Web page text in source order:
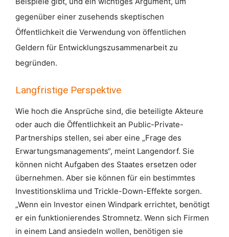
gegenüber einer zusehends skeptischen
Öffentlichkeit die Verwendung von öffentlichen
Geldern für Entwicklungszusammenarbeit zu
begründen.
Langfristige Perspektive
Wie hoch die Ansprüche sind, die beteiligte Akteure
oder auch die Öffentlichkeit an Public-Private-
Partnerships stellen, sei aber eine „Frage des
Erwartungsmanagements“, meint Langendorf. Sie
können nicht Aufgaben des Staates ersetzen oder
übernehmen. Aber sie können für ein bestimmtes
Investitionsklima und Trickle-Down-Effekte sorgen.
„Wenn ein Investor einen Windpark errichtet, benötigt
er ein funktionierendes Stromnetz. Wenn sich Firmen
in einem Land ansiedeln wollen, benötigen sie